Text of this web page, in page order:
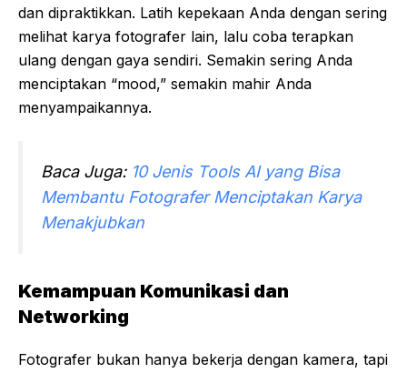
dan dipraktikkan. Latih kepekaan Anda dengan sering
melihat karya fotografer lain, lalu coba terapkan
ulang dengan gaya sendiri. Semakin sering Anda
menciptakan “mood,” semakin mahir Anda
menyampaikannya.
Baca Juga: 10 Jenis Tools AI yang Bisa
Membantu Fotografer Menciptakan Karya
Menakjubkan
Kemampuan Komunikasi dan
Networking
Fotografer bukan hanya bekerja dengan kamera, tapi